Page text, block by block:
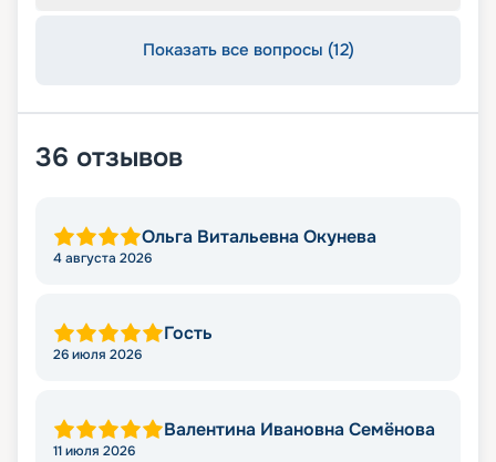
Показать все вопросы (12)
36 отзывов
Ольга Витальевна Окунева
4 августа 2026
Гость
26 июля 2026
Валентина Ивановна Семёнова
11 июля 2026